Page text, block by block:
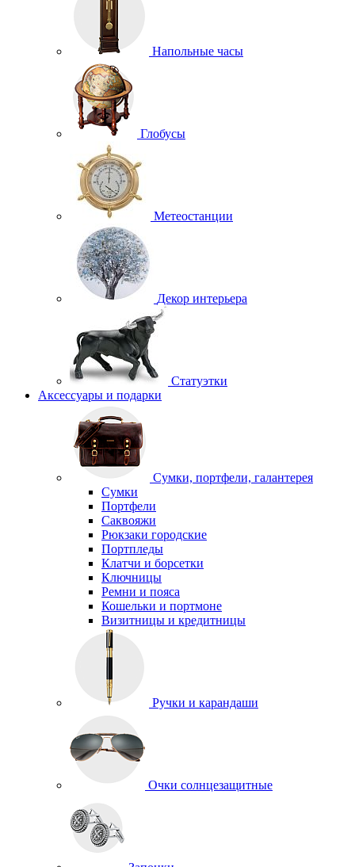
Напольные часы
Глобусы
Метеостанции
Декор интерьера
Статуэтки
Аксессуары и подарки
Сумки, портфели, галантерея
Сумки
Портфели
Саквояжи
Рюкзаки городские
Портпледы
Клатчи и борсетки
Ключницы
Ремни и пояса
Кошельки и портмоне
Визитницы и кредитницы
Ручки и карандаши
Очки солнцезащитные